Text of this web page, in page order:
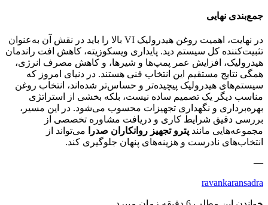
جمع‌بندی نهایی
در نهایت، اهمیت روغن هیدرولیک VI بالا را باید در نقش آن به‌عنوان
تثبیت‌کننده کل سیستم دید. پایداری ویسکوزیته، کاهش افت راندمان
هیدرولیک، افزایش عمر پمپ‌ها و شیرها، و کاهش مصرف انرژی،
همگی نتایج مستقیم این انتخاب فنی هستند. در دنیای امروز که
سیستم‌های هیدرولیک پیچیده‌تر و حساس‌تر شده‌اند، انتخاب روغن
مناسب دیگر یک تصمیم ساده نیست، بلکه بخشی از استراتژی
بهره‌برداری و نگهداری تجهیزات محسوب می‌شود. در این مسیر،
بررسی دقیق شرایط کاری و دریافت مشاوره تخصصی از
مجموعه‌هایی مانند پترو تجهیز روانکاران صدرا
می‌تواند از
انتخاب‌های نادرست و هزینه‌های پنهان جلوگیری کند.
—
ravankaransadra